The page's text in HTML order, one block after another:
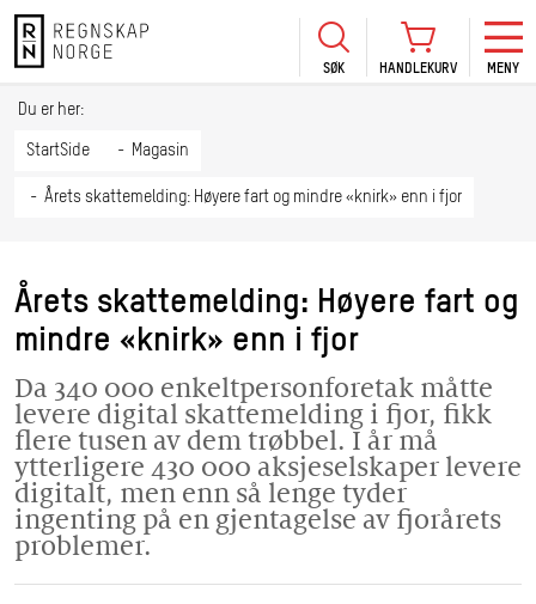
SØK HANDLEKURV MENY
TIL BETALING
Kurs
Du er her:
StartSide Magasin
Årets skattemelding: Høyere fart og mindre «knirk» enn i fjor
Årets skattemelding: Høyere fart og
mindre «knirk» enn i fjor
Da 340 000 enkeltpersonforetak måtte
levere digital skattemelding i fjor, fikk
flere tusen av dem trøbbel. I år må
ytterligere 430 000 aksjeselskaper levere
digitalt, men enn så lenge tyder
ingenting på en gjentagelse av fjorårets
problemer.